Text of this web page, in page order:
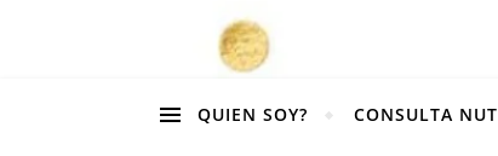
QUIEN SOY? CONSULTA